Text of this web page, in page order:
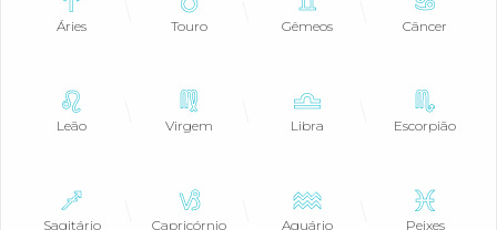
Áries Touro Gêmeos Câncer
Leão Virgem Libra Escorpião
Sagitário Capricórnio Aquário Peixes